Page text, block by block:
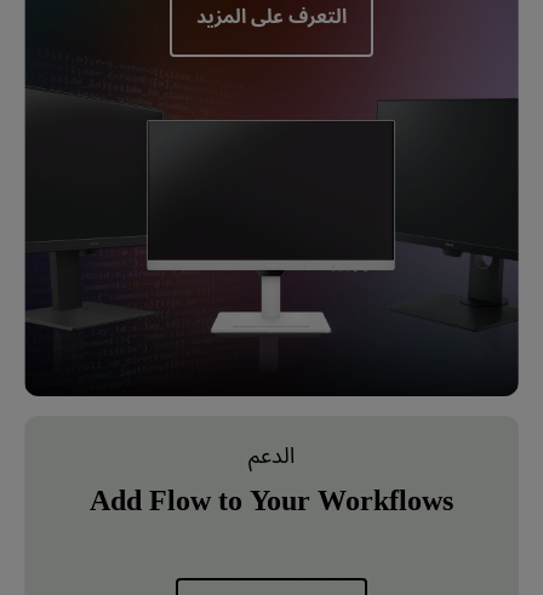
التعرف على المزيد
الدعم
Add Flow to Your Workflows